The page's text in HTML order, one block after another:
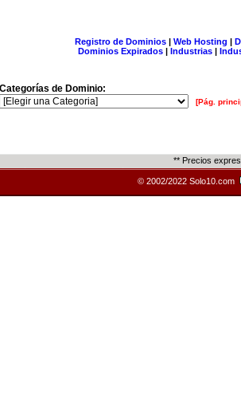
Registro de Dominios| Web Hosting |
Dominios Expirados | Industrias |
Categorías de Dominio:
[Pág.
** Precios
© 2002/2022 Solo10.com